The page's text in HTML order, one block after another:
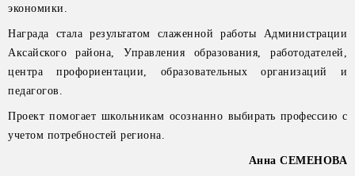
экономики.
Награда стала результатом слаженной работы Администрации
Аксайского района, Управления образования, работодателей,
центра профориентации, образовательных организаций и
педагогов.
Проект помогает школьникам осознанно выбирать профессию с
учетом потребностей региона.
Анна СЕМЕНОВА